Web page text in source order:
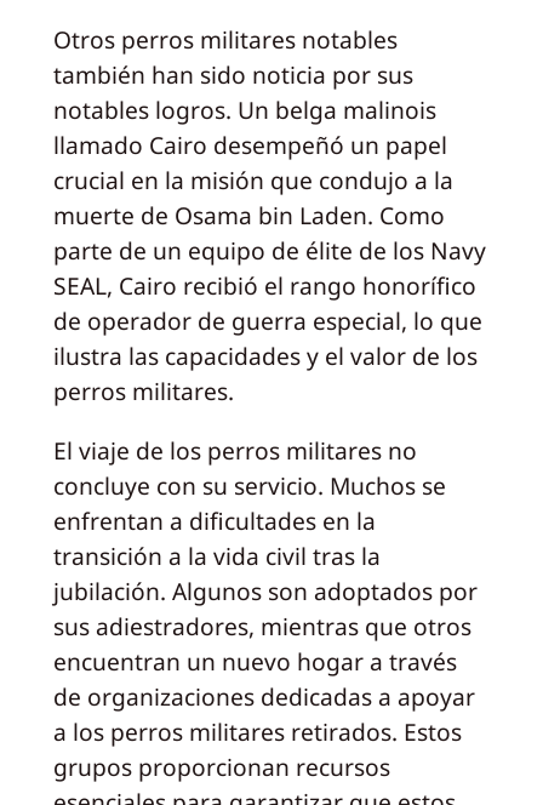
Otros perros militares notables
también han sido noticia por sus
notables logros. Un belga malinois
llamado Cairo desempeñó un papel
crucial en la misión que condujo a la
muerte de Osama bin Laden. Como
parte de un equipo de élite de los Navy
SEAL, Cairo recibió el rango honorífico
de operador de guerra especial, lo que
ilustra las capacidades y el valor de los
perros militares.
El viaje de los perros militares no
concluye con su servicio. Muchos se
enfrentan a dificultades en la
transición a la vida civil tras la
jubilación. Algunos son adoptados por
sus adiestradores, mientras que otros
encuentran un nuevo hogar a través
de organizaciones dedicadas a apoyar
a los perros militares retirados. Estos
grupos proporcionan recursos